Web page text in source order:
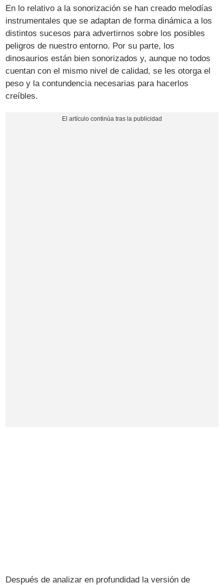
En lo relativo a la sonorización se han creado melodías
instrumentales que se adaptan de forma dinámica a los
distintos sucesos para advertirnos sobre los posibles
peligros de nuestro entorno. Por su parte, los
dinosaurios están bien sonorizados y, aunque no todos
cuentan con el mismo nivel de calidad, se les otorga el
peso y la contundencia necesarias para hacerlos
creíbles.
Después de analizar en profundidad la versión de